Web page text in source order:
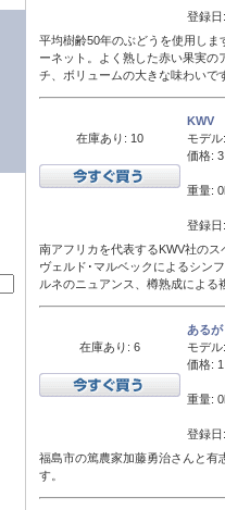
登録
平均樹齢50年のぶどうを使用し
ーネット。よく熟した赤い果実
チ、ボリュームの大きな味わいで
在庫あり: 10
KWV
モデル:
価格:
重量:
登録
南アフリカを代表するKWV社の
ヴェルド･マルベックによるシン
ルネのニュアンス、樽熟成によ
在庫あり: 6
ある
モデル:
価格:
重量:
登録
福島市の篤農家加藤勇治さんと有
す。